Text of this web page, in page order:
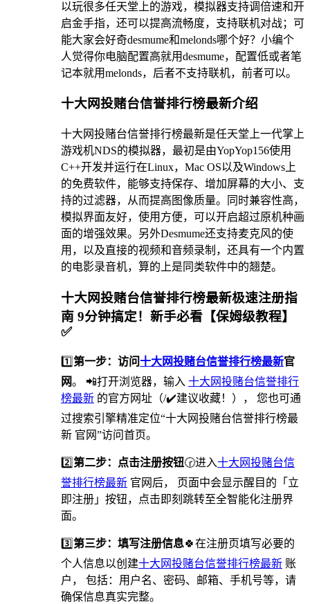
以玩很多任天堂上的游戏，模拟器支持调倍速和开
启金手指，还可以提高流畅度，支持联机对战；可
能大家会好奇desmume和melonds哪个好？小编个
人觉得你电脑配置高就用desmume，配置低或者笔
记本就用melonds，后者不支持联机，前者可以。
十大网投赌台信誉排行榜最新介绍
十大网投赌台信誉排行榜最新是任天堂上一代掌上
游戏机NDS的模拟器，最初是由YopYop156使用
C++开发并运行在Linux，Mac OS以及Windows上
的免费软件，能够支持保存、增加屏幕的大小、支
持的过滤器，从而提高图像质量。同时兼容性高，
模拟界面友好，使用方便，可以开启超过原机种画
面的增强效果。另外Desmume还支持麦克风的使
用，以及直接的视频和音频录制，还具有一个内置
的电影录音机，算的上是同类软件中的翘楚。
十大网投赌台信誉排行榜最新极速注册指
南 9分钟搞定！新手必看【保姆级教程】
✅
1️⃣第一步：访问十大网投赌台信誉排行榜最新官
网。 📲打开浏览器，输入 十大网投赌台信誉排行
榜最新 的官方网址（/✔️建议收藏！）， 您也可通
过搜索引擎精准定位“十大网投赌台信誉排行榜最
新 官网”访问首页。
2️⃣第二步：点击注册按钮🕝进入十大网投赌台信
誉排行榜最新 官网后， 页面中会显示醒目的「立
即注册」按钮，点击即刻跳转至全智能化注册界
面。
3️⃣第三步：填写注册信息🍀在注册页填写必要的
个人信息以创建十大网投赌台信誉排行榜最新 账
户， 包括：用户名、密码、邮箱、手机号等，请
确保信息真实完整。